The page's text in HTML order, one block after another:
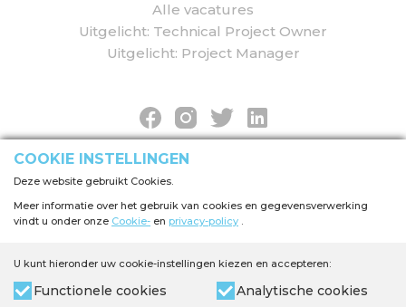
COOKIE INSTELLINGEN
Deze website gebruikt Cookies.
Meer informatie over het gebruik van cookies en gegevensverwerking
vindt u onder onze Cookie- en privacy-policy .
U kunt hieronder uw cookie-instellingen kiezen en accepteren:
Functionele cookies Analytische cookies
Alle vacatures
Uitgelicht: Technical Project Owner
Uitgelicht: Project Manager